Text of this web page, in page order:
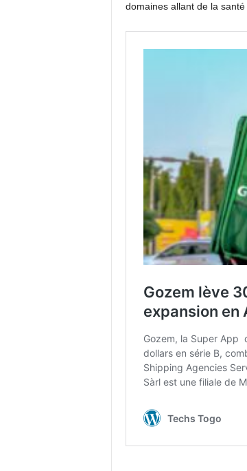
domaines allant de la